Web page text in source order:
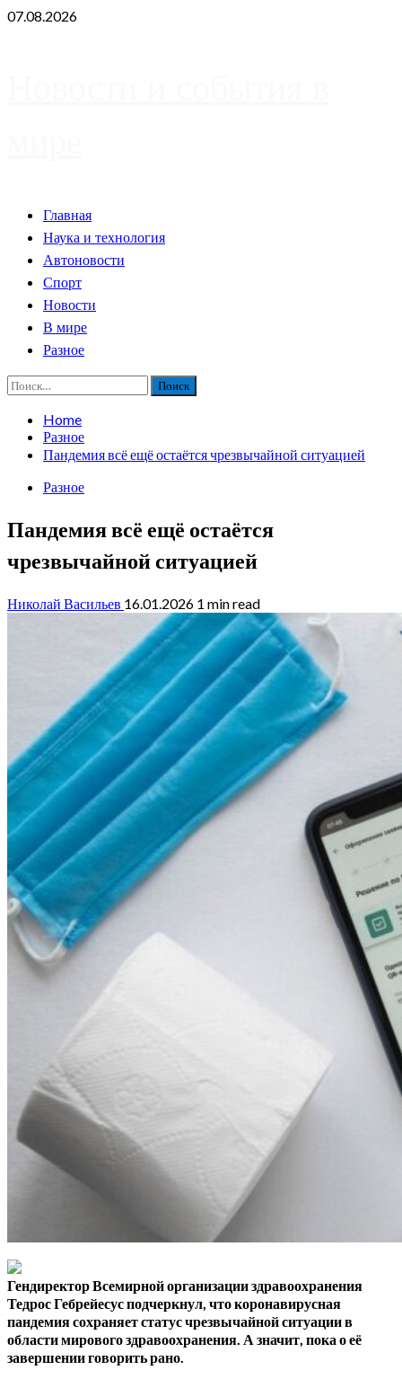
Skip
07.08.2026
PrimaryГлавная
Наука и технология
Автоновости
Спорт
Новости
В мире
Разное
Найти:
Home
Разное
Пандемия всё ещё остаётся чрезвычайной ситуацией
Разное
Пандемия всё ещё остаётся
чрезвычайной ситуацией
Николай Васильев 16.01.2026 1 min read
Гендиректор Всемирной организации здравоохранения
Тедрос Гебрейесус подчеркнул, что коронавирусная
пандемия сохраняет статус чрезвычайной ситуации в
областимирового здравоохранения. А значит, пока о её
завершении говорить рано.